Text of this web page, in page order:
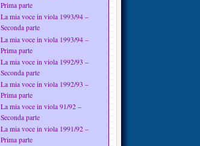
Prima parte
La mia voce in viola 1993/94 –
Seconda parte
La mia voce in viola 1993/94 –
Prima parte
La mia voce in viola 1992/93 –
Seconda parte
La mia voce in viola 1992/93 –
Prima parte
La mia voce in viola 91/92 –
Seconda parte
La mia voce in viola 1991/92 –
Prima parte